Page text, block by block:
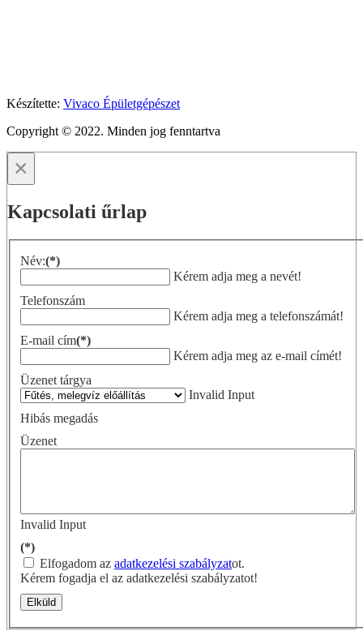
Készítette: Vivaco Épületgépészet
Copyright © 2022. Minden jog fenntartva
×
Kapcsolati űrlap
Név:(*)
Kérem adja meg a nevét!
Telefonszám
Kérem adja meg a telefonszámát!
E-mail cím(*)
Kérem adja meg az e-mail címét!
Üzenet tárgya
Invalid Input
Hibás megadás
Üzenet
Invalid Input
(*)
Elfogadom az adatkezelési szabályzatot.
Kérem fogadja el az adatkezelési szabályzatot!
Elküld